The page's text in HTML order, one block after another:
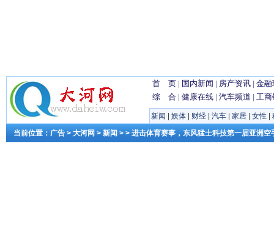
首 页 | 国内新闻 | 房产资讯 | 金融
综 合 | 健康在线 | 汽车频道 | 工商
新闻 娱体 财经 汽车 家居 女性
当前位置： 广告 > 大河网 > 新闻 > > 进击体育赛事，东风猛士科技第一届亚洲